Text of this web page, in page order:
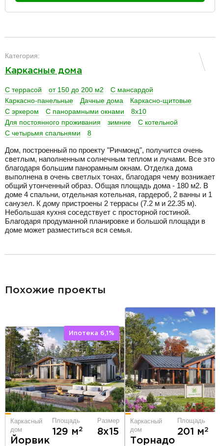
Категория:
Каркасные дома
С террасой от 150 до 200 м2
С мансардой
Каркасно-панельные
Дачные дома
Каркасно-щитовые
С эркером
С панорамными окнами
8х10
Для постоянного проживания
зимние
С котельной
С четырьмя спальнями
8
Дом, построенный по проекту "Ричмонд", получится очень
светлым, наполненным солнечным теплом и лучами. Все это
благодаря большим панорамным окнам. Отделка дома
выполнена в очень светлых тонах, благодаря чему возникает
общий утонченный образ. Общая площадь дома - 180 м2. В
доме 4 спальни, отдельная котельная, гардероб, 2 ванны и 1
санузел. К дому пристроены 2 террасы (7.2 м и 22.35 м).
Небольшая кухня соседствует с просторной гостиной.
Благодаря продуманной планировке и большой площади в
доме может разместиться вся семья.
Похожие проекты
Ипотека 6,1%
Каркасный
дом
Йорвик
Площадь
129 м2
Размер
8х15
Каркасный
дом
Торнадо
Площадь
201 м2